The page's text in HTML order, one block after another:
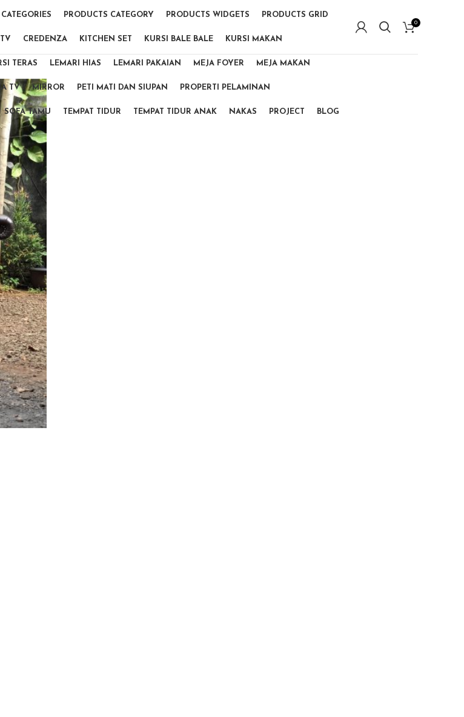
PRODUCTS CATEGORY PRODUCTS WIDGETS PRODUCTS GRID
CREDENZA KITCHEN SET KURSI BALE BALE KURSI MAKAN
TERAS LEMARI HIAS LEMARI PAKAIAN MEJA FOYER MEJA MAKAN
TV MIRROR PETI MATI DAN SIUPAN PROPERTI PELAMINAN
SOFA TAMU TEMPAT TIDUR TEMPAT TIDUR ANAK NAKAS PROJECT BLOG
0